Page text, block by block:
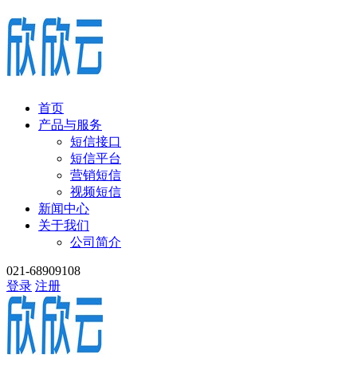
首页
产品与服务
短信接口
短信平台
营销短信
视频短信
新闻中心
关于我们
公司简介
021-68909108
登录 注册